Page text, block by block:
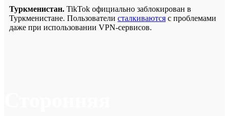
Туркменистан. TikTok официально заблокирован в
Туркменистане. Пользователи сталкиваются с проблемами
даже при использовании VPN-сервисов.